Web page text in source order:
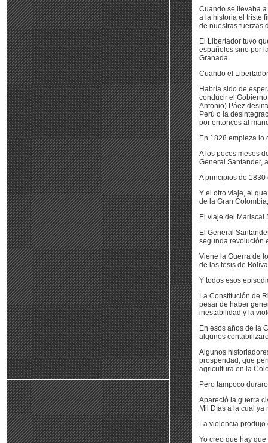
Cuando se llevaba
a la historia el triste
de nuestras fuerzas
El Libertador tuvo
españoles sino por
Granada.
Cuando el
Habría sido de
conducir el
Antonio) Páez
Perú o la
por entonces al
En 1828 empieza lo
A los pocos meses
General Santander,
A principios de
Y el otro viaje, el
de la Gran
El viaje del Mariscal
El General
segunda revolución
Viene la Guerra de
de las tesis de
Y todos esos
La Constitución de
pesar de haber
inestabilidad y la
En esos años de la
algunos
Algunos
prosperidad, que
agricultura en la
Pero tampoco
Apareció la guerra
Mil Días a la cual ya
La violencia
Yo creo que hay